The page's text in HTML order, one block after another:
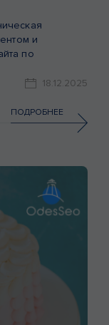
и
по
18.12.2025
ПОДРОБНЕЕ